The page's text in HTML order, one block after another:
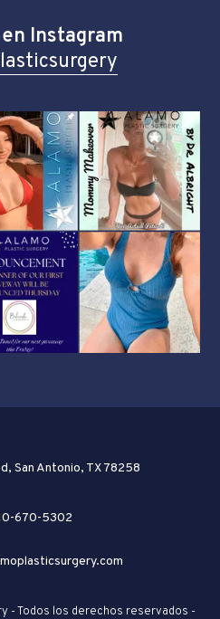
Instagram
San Antonio, TX 78258
670-5302
- Todos los derechos reservados -